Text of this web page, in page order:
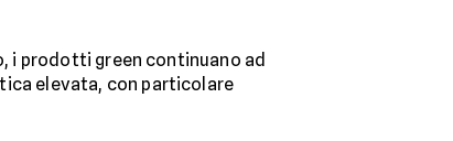
i prodotti green continuano ad
elevata, con particolare